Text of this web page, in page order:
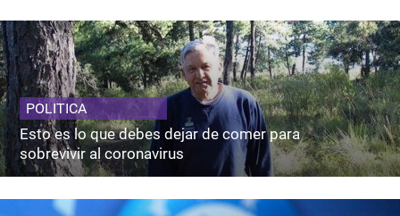
POLITICA
Esto es lo que debes dejar de comer para
sobrevivir al coronavirus